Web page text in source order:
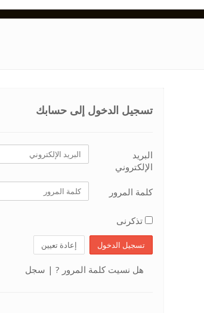
تسجيل الدخول إلى حسابك
البريد
الإلكتروني
كلمة المرور
تذكرنى
تسجيل الدخول إعادة تعيين
هل نسيت كلمة المرور ?| سجل